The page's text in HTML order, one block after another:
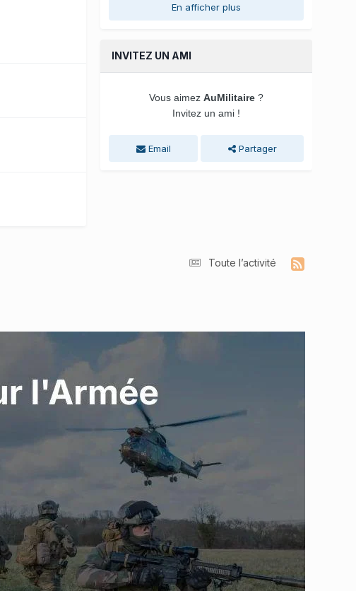
En afficher plus
INVITEZ UN AMI
Vous aimez AuMilitaire ?
Invitez un ami !
Email Partager
Toute l’activité